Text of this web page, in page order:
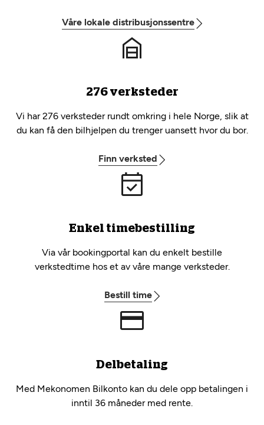
Våre lokale distribusjonssentre
276 verksteder
Vi har 276 verksteder rundt omkring i hele Norge, slik at
du kan få den bilhjelpen du trenger uansett hvor du bor.
Finn verksted
Enkel timebestilling
Via vår bookingportal kan du enkelt bestille
verkstedtime hos et av våre mange verksteder.
Bestill time
Delbetaling
Med Mekonomen Bilkonto kan du dele opp betalingen i
inntil 36 måneder med rente.